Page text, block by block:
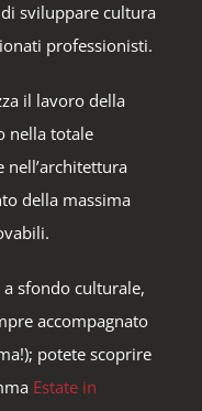
sviluppare cultura
professionisti.
il lavoro della
nella totale
nell’architettura
della massima
sfondo culturale,
accompagnato
potete scoprire
Estate in